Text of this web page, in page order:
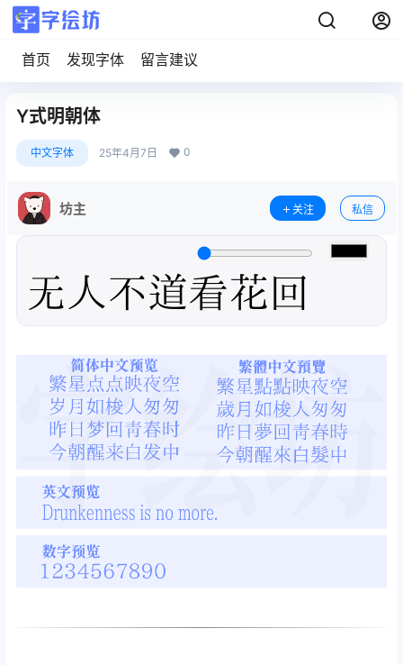
首页 发现字体 留言建议
Y式明朝体
中文字体 25年4月7日 0
坊主 关注 私信
无人不道看花回